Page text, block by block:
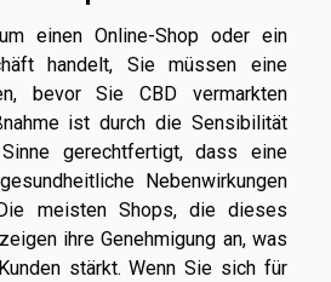
einen Online-Shop oder ein
handelt, Sie müssen eine
bevor Sie CBD vermarkten
ist durch die Sensibilität
gerechtfertigt, dass eine
Nebenwirkungen
meisten Shops, die dieses
ihre Genehmigung an, was
stärkt. Wenn Sie sich für